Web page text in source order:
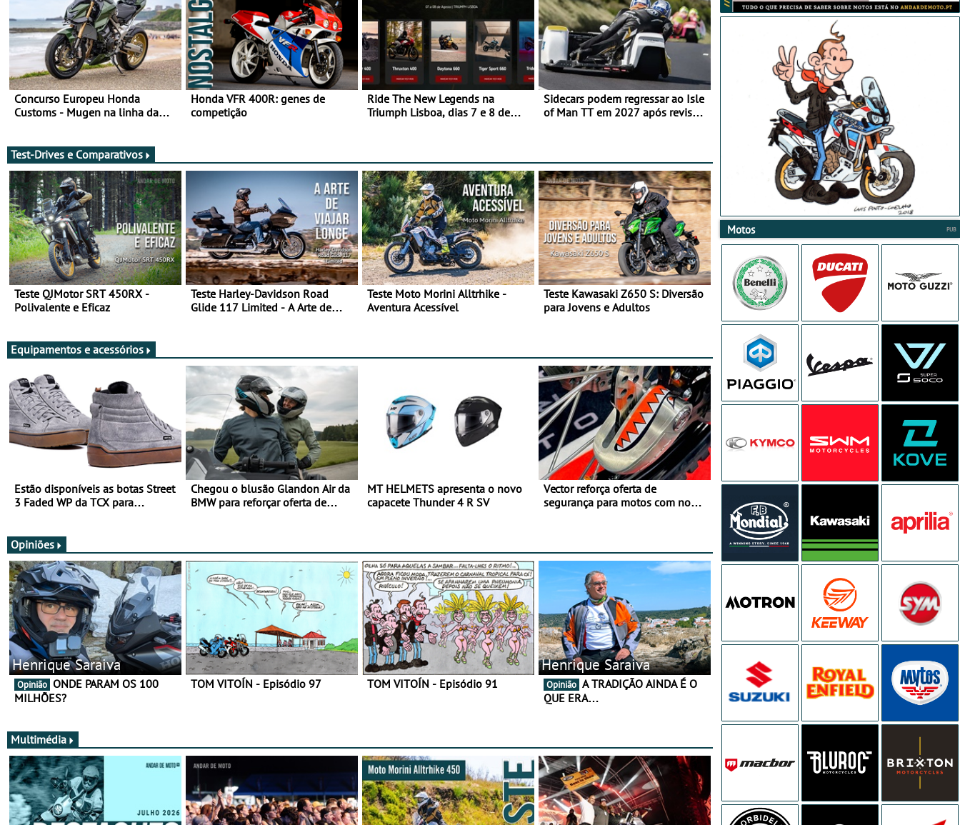
Concurso Europeu Honda
Customs - Mugen na linha da
Honda VFR 400R: genes de
competição
Ride The New Legends na
Triumph Lisboa, dias 7 e 8 de
Sidecars podem regressar ao Isle
of Man TT em 2027 após revisão
Test-Drives e Comparativos
Teste QJMotor SRT 450RX -
Polivalente e Eficaz
Teste Harley-Davidson Road
Glide 117 Limited - A Arte de
Teste Moto Morini Alltrhike -
Aventura Acessível
Teste Kawasaki Z650 S: Diversão
para Jovens e Adultos
Equipamentos e acessórios
Estão disponíveis as botas Street
3 Faded WP da TCX para
Chegou o blusão Glandon Air da
BMW para reforçar oferta de
MT HELMETS apresenta o novo
capacete Thunder 4 R SV
Vector reforça oferta de
segurança para motos com nova
Opiniões
Henrique Saraiva
Opinião
MILHÕES?
TOM VITOÍN - Episódio 97 TOM VITOÍN - Episódio 91
Henrique Saraiva
Opinião
QUE ERA…
Multimédia
Motos